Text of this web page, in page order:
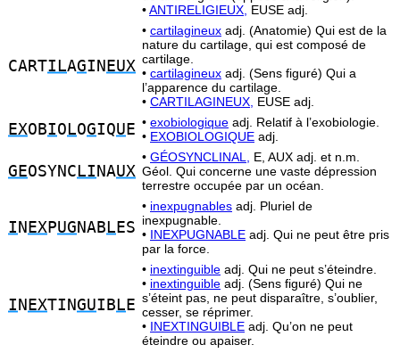
•ANTIRELIGIEUX, EUSE adj.
CARTILAGIN EUX
• cartilagineux adj. (Anatomie) Qui est de la
nature du cartilage, qui est composé de
cartilage.
• cartilagineux adj. (Sens figuré) Qui a
l’apparence du cartilage.
• CARTILAGINEUX, EUSE adj.
EXOBIO LOGIQU E • exobiologique adj. Relatif à l’exobiologie.
• EXOBIOLOGIQUE adj.
GEOSYNC LI NAUX
• GÉOSYNCLINAL,
E, AUX adj. et n.m.
Géol. Qui concerne une vaste dépression
terrestre occupée par un océan.
I N EXPUG NAB L ES
• inexpugnables adj. Pluriel de
inexpugnable.
• INEXPUGNABLE adj. Qui ne peut être pris
par la force.
I N EXTINGUIB L E
• inextinguible adj. Qui ne peut s’éteindre.
• inextinguible adj. (Sens figuré) Qui ne
s’éteint pas, ne peut disparaître, s’oublier,
cesser, se réprimer.
• INEXTINGUIBLE adj. Qu’on ne peut
éteindre ou apaiser.